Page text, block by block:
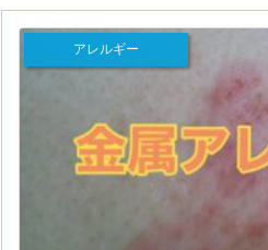
アレルギー